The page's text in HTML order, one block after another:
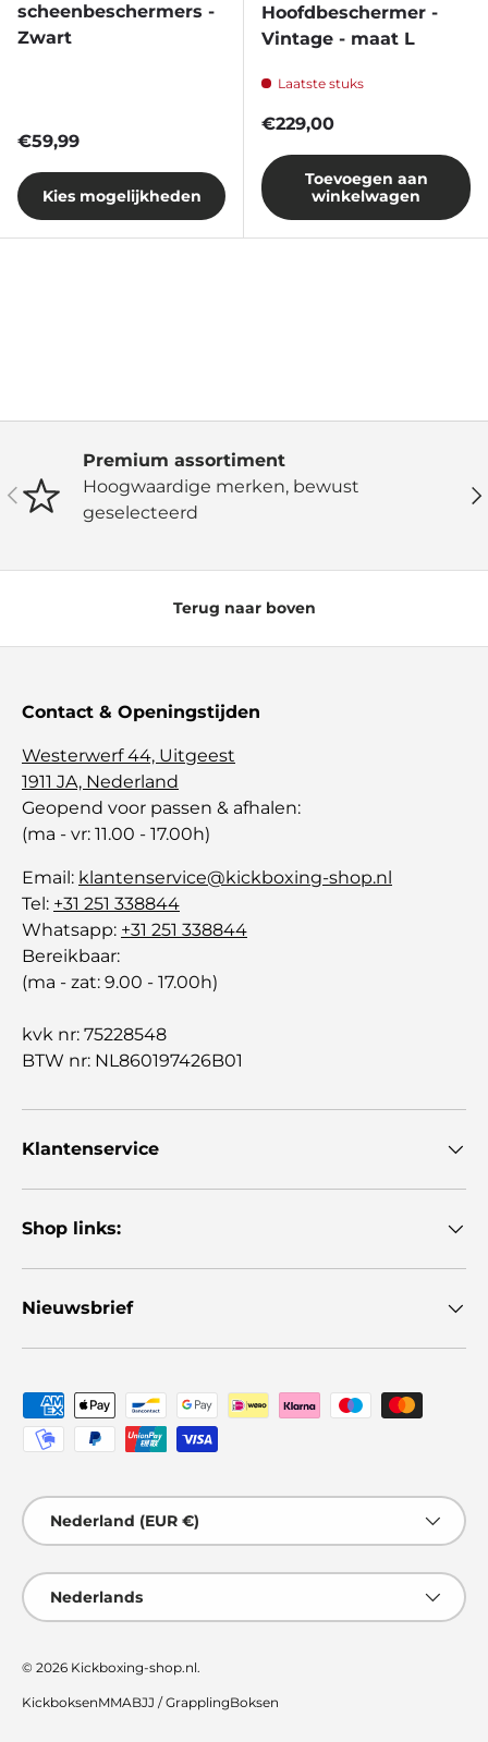
scheenbeschermers -
Zwart
Reguliere prijs
€59,99
Kies mogelijkheden
Hoofdbeschermer -
Vintage - maat L
Laatste stuks
Reguliere prijs
€229,00
Toevoegen aan
winkelwagen
Vorige
Premium assortiment
Hoogwaardige merken, bewust
geselecteerd
Terug naar boven
Contact & Openingstijden
Westerwerf 44, Uitgeest
1911 JA, Nederland
Geopend voor passen & afhalen:
(ma - vr: 11.00 - 17.00h)
Email: klantenservice@kickboxing-shop.nl
Tel: +31 251 338844
Whatsapp: +31 251 338844
Bereikbaar:
(ma - zat: 9.00 - 17.00h)
kvk nr: 75228548
BTW nr: NL860197426B01
Klantenservice
Shop links:
Nieuwsbrief
Geaccepteerde betaalmethoden
Land/Regio
Nederland (EUR €)
Taal
Nederlands
© 2026 Kickboxing-shop.nl.
KickboksenMMABJJ / GrapplingBoksen